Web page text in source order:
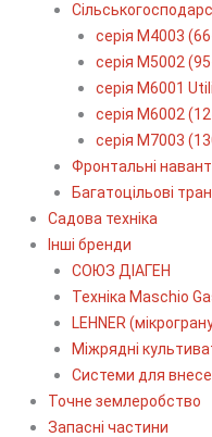
серія М4003
серія М5002
серія M6001
серія М6002
серія М7003
Фронтальні
Багатоцільові
Садова техніка
Інші бренди
СОЮЗ ДІАГЕН
Техніка Maschio
LEHNER
Міжрядні
Системи для
Точне землеробство
Запасні частини